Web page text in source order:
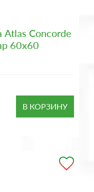
Atlas Concorde
60x60
В КОРЗИНУ